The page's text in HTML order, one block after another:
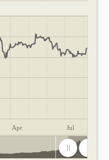
Apr Jul
2025